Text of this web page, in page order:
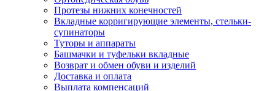
Протезы нижних конечностей
Вкладные корригирующие элементы, стельки-
супинаторы
Туторы и аппараты
Башмачки и туфельки вкладные
Возврат и обмен обуви и изделий
Доставка и оплата
Выплата компенсаций